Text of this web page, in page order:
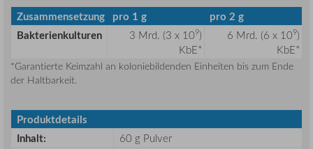
Zusammensetzung pro 1 g
pro 2 g
Bakterienkulturen
3 Mrd. (3 x 109)
KbE*
6 Mrd. (6 x 109)
KbE*
*Garantierte Keimzahl an koloniebildenden Einheiten bis zum Ende
der Haltbarkeit.
Produktdetails
Inhalt:
60 g Pulver